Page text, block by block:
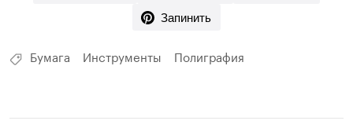
Запинить
Бумага Инструменты Полиграфия